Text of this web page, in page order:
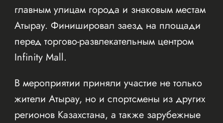
главным улицам города и знаковым местам
Атырау. Финишировал заезд на площади
перед торгово-развлекательным центром
Infinity Mall.
В мероприятии приняли участие не только
жители Атырау, но и спортсмены из других
регионов Казахстана, а также зарубежные